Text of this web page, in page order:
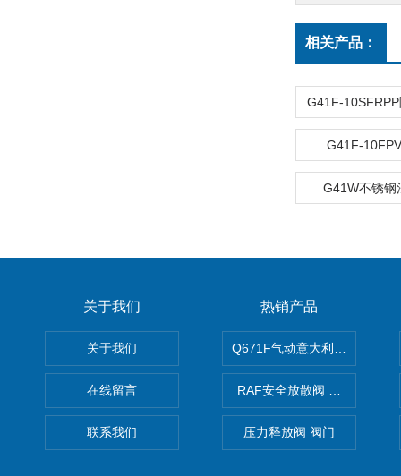
相关产品：
G41F-
G41W不锈钢
关于我们
关于我们
在线留言
联系我们
热销产品
Q671F气动意大利式薄型球阀
RAF安全放散阀 阀生产
压力释放阀 阀门